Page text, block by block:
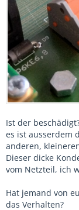
Ist der
es ist ausserdem
anderen,
Dieser dicke
vom Netzteil, ich
Hat jemand von
das Verhalten?